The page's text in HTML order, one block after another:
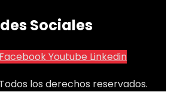
Sociales
FacebookYoutube Linkedin
los derechos reservados.